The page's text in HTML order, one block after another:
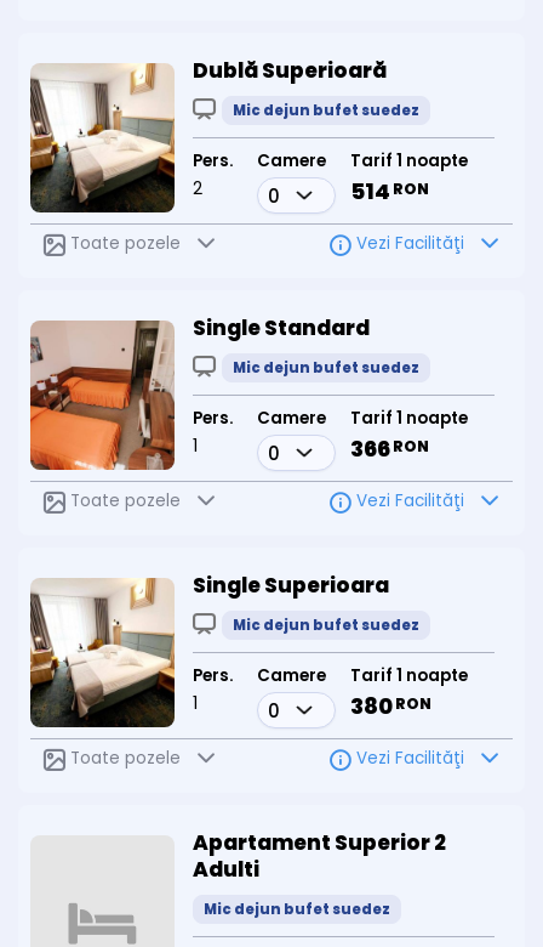
Dublă Superioară
Mic dejun bufet suedez
Pers.
2
Camere Tarif 1 noapte
514 RON
Toate pozele Vezi Facilităţi
Single Standard
Mic dejun bufet suedez
Pers.
1
Camere Tarif 1 noapte
366RON
Toate pozele Vezi Facilităţi
Single Superioara
Mic dejun bufet suedez
Pers.
1
Camere Tarif 1 noapte
380RON
Toate pozele Vezi Facilităţi
Apartament Superior 2
Adulti
Mic dejun bufet suedez